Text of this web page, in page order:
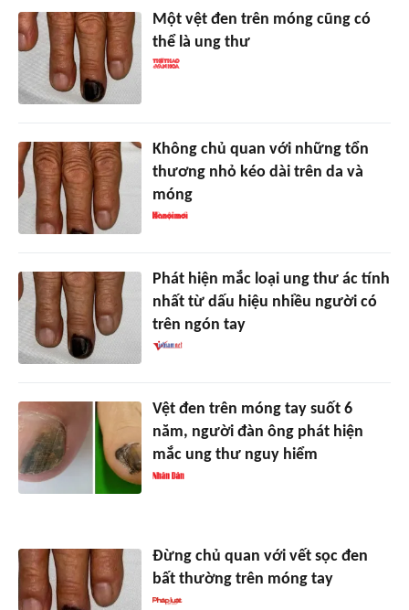
Một vệt đen trên móng cũng có
thể là ung thư
Không chủ quan với những tổn
thương nhỏ kéo dài trên da và
móng
Phát hiện mắc loại ung thư ác tính
nhất từ dấu hiệu nhiều người có
trên ngón tay
Vệt đen trên móng tay suốt 6
năm, người đàn ông phát hiện
mắc ung thư nguy hiểm
Đừng chủ quan với vết sọc đen
bất thường trên móng tay